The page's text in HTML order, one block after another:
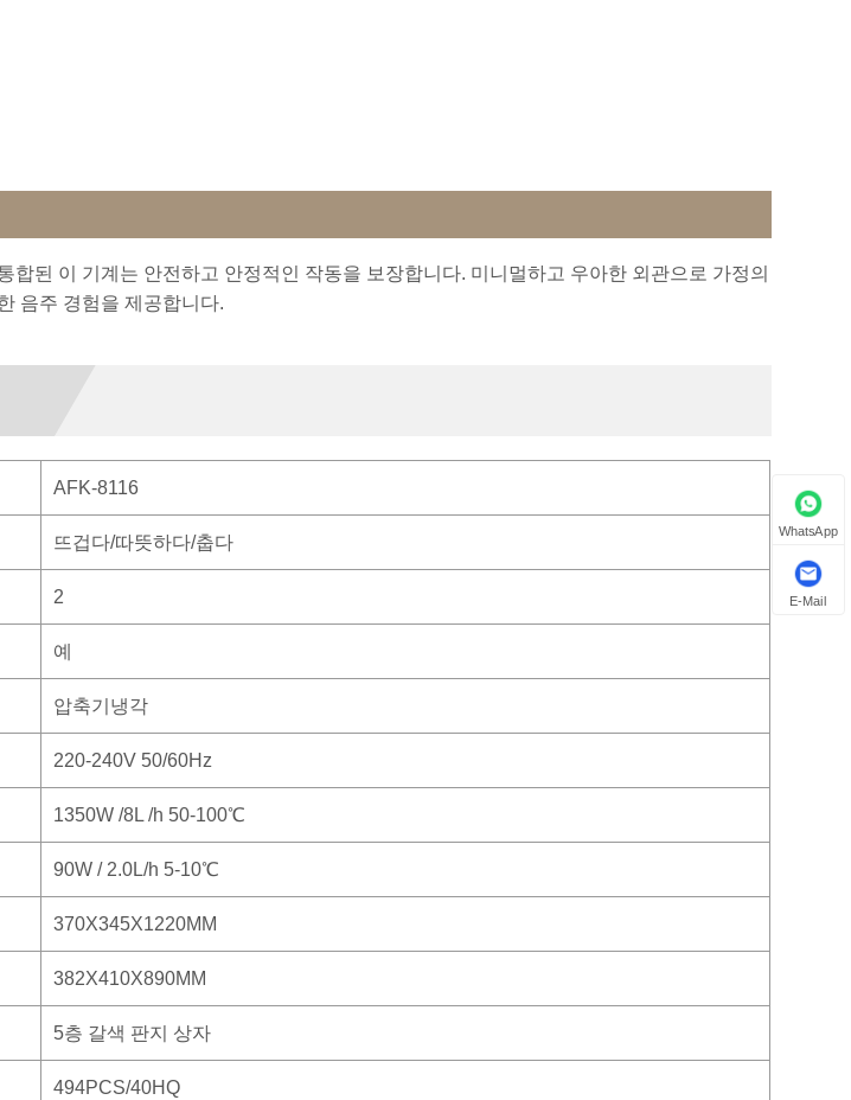
된 이 기계는 안전하고 안정적인 작동을 보장합니다. 미니멀하고 우아한 외관으로 가정의
음주 경험을 제공합니다.
AFK-8116
뜨겁다/따뜻하다/춥다
2
예
압축기냉각
220-240V 50/60Hz
1350W /8L /h 50-100℃
90W / 2.0L/h 5-10℃
370X345X1220MM
382X410X890MM
5층 갈색 판지 상자
494PCS/40HQ
WhatsApp
E-Mail